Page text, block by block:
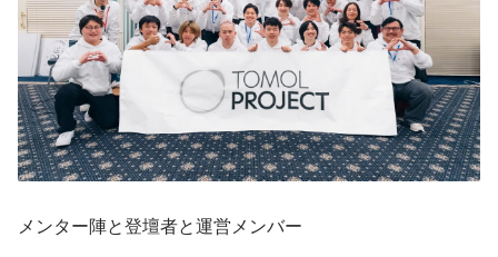
メンター陣と登壇者と運営メンバー